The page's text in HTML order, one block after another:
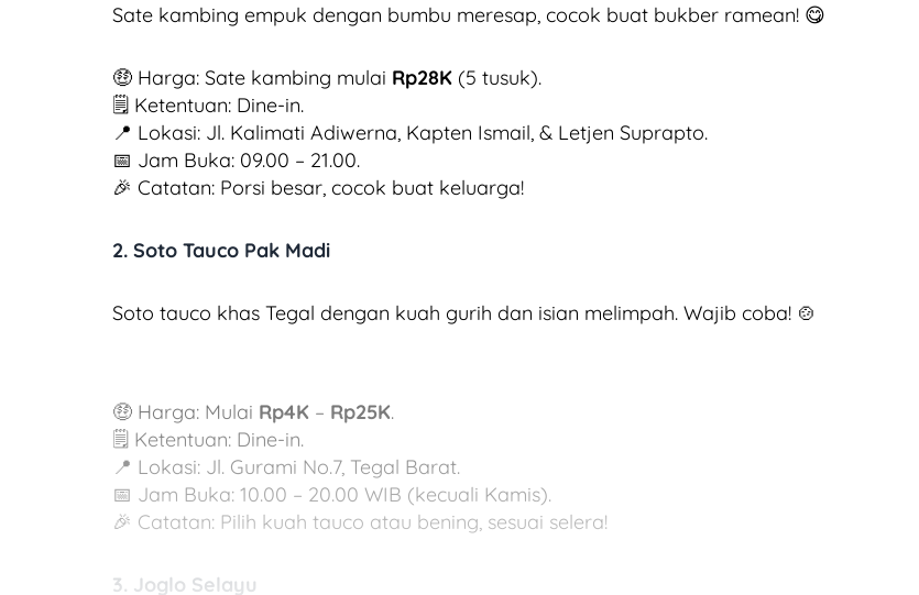
Sate kambing empuk dengan bumbu meresap, cocok buat bukber ramean! 😋
🤑 Harga: Sate kambing mulai Rp28K (5 tusuk).
🗒️ Ketentuan: Dine-in.
📍 Lokasi: Jl. Kalimati Adiwerna, Kapten Ismail, & Letjen Suprapto.
📅 Jam Buka: 09.00 – 21.00.
🎉 Catatan: Porsi besar, cocok buat keluarga!
2. Soto Tauco Pak Madi
Soto tauco khas Tegal dengan kuah gurih dan isian melimpah. Wajib coba! 🍲
🤑 Harga: Mulai Rp4K – Rp25K.
🗒️ Ketentuan: Dine-in.
📍 Lokasi: Jl. Gurami No.7, Tegal Barat.
📅 Jam Buka: 10.00 – 20.00 WIB (kecuali Kamis).
🎉 Catatan: Pilih kuah tauco atau bening, sesuai selera!
3. Joglo Selayu